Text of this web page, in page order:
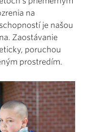
na
je našou
Zaostávanie
poruchou
prostredím.